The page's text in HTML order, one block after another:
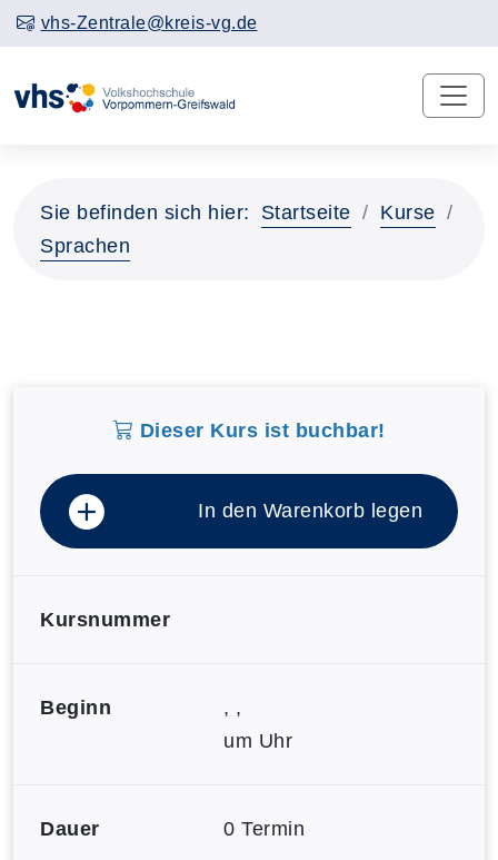
vhs-Zentrale@kreis-vg.de
Sie befinden sich hier: Startseite
Kurse
Sprachen
Dieser Kurs ist buchbar!
In den Warenkorb legen
Kursnummer
Beginn
, ,
um Uhr
Dauer 0 Termin